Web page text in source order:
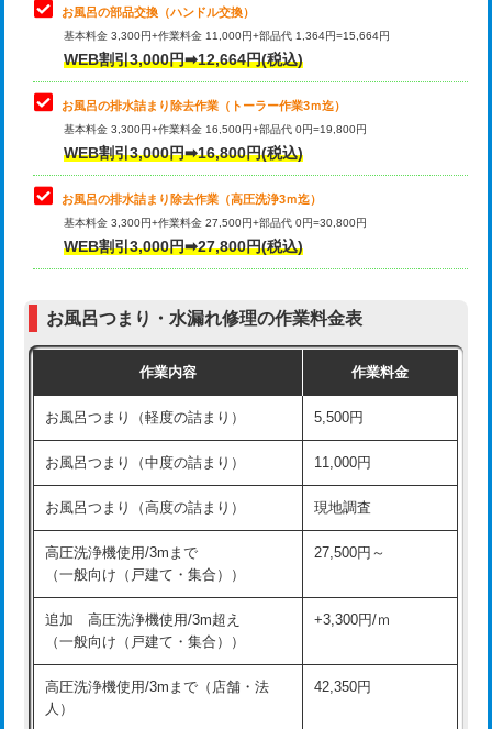
トイレタンク脱着
トイレ便器脱着
タンクレストイレ脱着 33,000円
小便器トイレ脱着
その他部品の脱着 8,800円～
交換・取付（タンク）
交換・取付（普通便座） 11,000円+材料費
交換・取付（温水洗浄便座） 16,500円+材料費
交換・取付(単水栓（壁付・デッキ
式）)
13,200円+材料費
交換・取付(混合水栓（壁付・デッキ
式・ワンホール）)
16,500円+材料費
交換・取付(排水栓・排水トラップ
（P/S/ポップアップ））
22,000円+材料費
交換・取付（その他部品） 11,000円+材料費
持込商品取付（単水栓） 13,200円
持込商品取付（混合水栓）
お風呂の部品交換（ハンドル交換）
基本料金 3,300円+作業料金 11,000円+部品代 1,364円=15,664円
WEB割引3,000円➡12,664円(税込)
お風呂の排水詰まり除去作業（トーラー作業3ｍ迄）
基本料金 3,300円+作業料金 16,500円+部品代 0円=19,800円
WEB割引3,000円➡16,800円(税込)
お風呂の排水詰まり除去作業（高圧洗浄3ｍ迄）
基本料金 3,300円+作業料金 27,500円+部品代 0円=30,800円
WEB割引3,000円➡27,800円(税込)
お風呂つまり・水漏れ修理の作業料金表
作業内容 作業料金
お風呂つまり（軽度の詰まり） 5,500円
お風呂つまり（中度の詰まり） 11,000円
お風呂つまり（高度の詰まり） 現地調査
高圧洗浄機使用/3mまで
（一般向け（戸建て・集合））
27,500円～
追加 高圧洗浄機使用/3m超え
（一般向け（戸建て・集合））
+3,300円/ｍ
高圧洗浄機使用/3mまで（店舗・法
人）
42,350円